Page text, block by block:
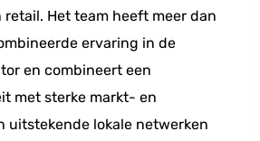
Het team heeft meer dan
ervaring in de
en combineert een
met sterke markt- en
uitstekende lokale netwerken